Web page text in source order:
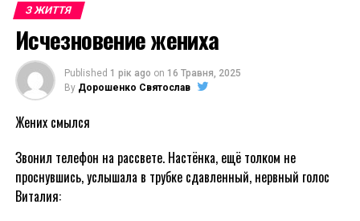
З ЖИТТЯ
Исчезновение жениха
Published 1 рік ago on 16 Травня, 2025
By Дорошенко Святослав
Жених смылся
Звонил телефон на рассвете. Настёнка, ещё толком не
проснувшись, услышала в трубке сдавленный, нервный голос
Виталия: